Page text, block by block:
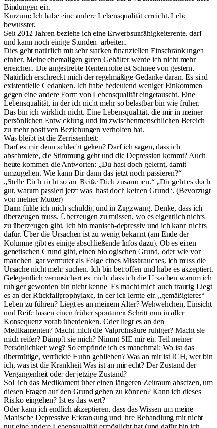
Bindungen ein.
Kurzum: Ich habe eine andere Lebensqualität erreicht. Lebe
bewusster.
Seit 2012 Jahren beziehe ich eine Erwerbsunfähigkeitsrente, darf
und kann noch einige Stunden arbeiten.
Dies geht natürlich mit sehr starken finanziellen Einschränkungen
einher. Meine ehemaligen guten Gehälter werde ich nicht mehr
erreichen. Die angestrebte Rentenhöhe ist Schnee von gestern.
Natürlich erschreckt mich der regelmäßige Gedanke daran. Es sind
existentielle Gedanken. Ich habe bedeutend weniger Einkommen
gegen eine andere Form von Lebensqualität eingetauscht. Eine
Lebensqualität, in der ich nicht mehr so belastbar bin wie früher.
Das bin ich wirklich nicht. Eine Lebensqualität, die mir in meiner
persönlichen Entwicklung und im zwischenmenschlichen Bereich
zu mehr positiven Beziehungen verholfen hat.
Was bleibt ist die Zerrissenheit:
Darf es mir denn schlecht gehen? Darf ich sagen, dass ich
abschmiere, die Stimmung geht und die Depression kommt? Auch
heute kommen die Antworten: „Du hast doch gelernt, damit
umzugehen. Wie kann Dir dann das jetzt noch passieren?“
„Stelle Dich nicht so an. Reiße Dich zusammen.“ „Dir geht es doch
gut, warum passiert jetzt was, hast doch keinen Grund“. (Bevorzugt
von meiner Mutter)
Dann fühle ich mich schuldig und in Zugzwang. Denke, dass ich
überzeugen muss. Überzeugen zu müssen, wo es eigentlich nichts
zu überzeugen gibt. Ich bin manisch-depressiv und ich kann nichts
dafür. Über die Ursachen ist zu wenig bekannt (am Ende der
Kolumne gibt es einige abschließende Infos dazu). Ob es einen
genetischen Grund gibt, einen biologischen Grund, oder wie von
manchen gar vermutet als Folge eines Missbrauches, ich muss die
Ursache nicht mehr suchen. Ich bin betroffen und habe es akzeptiert.
Gelegentlich verunsichert es mich, dass ich die Ursachen warum ich
ruhiger geworden bin nicht kenne. Es macht mich auch traurig Liegt
es an der Rückfallprophylaxe, in der ich lernte ein „gemäßigteres“
Leben zu führen? Liegt es an meinem Alter? Wehwehchen, Einsicht
und Reife lassen einen früher spontanen Schritt nun in aller
Konsequenz vorab überdenken. Oder liegt es an den
Medikamenten? Macht mich die Valproinsäure ruhiger? Macht sie
mich reifer? Dämpft sie mich? Nimmt SIE mir ein Teil meiner
Persönlichkeit weg? So empfinde ich es manchmal: Wo ist das
übermütige, verrückte Huhn geblieben? Was an mir ist ICH, wer bin
ich, was ist die Krankheit Was ist an mir echt? Der Zustand der
Vergangenheit oder der jetzige Zustand?
Soll ich das Medikament über einen längeren Zeitraum absetzen, um
diesen Fragen auf den Grund gehen zu können? Kann ich dieses
Risiko eingehen? Ist es das wert?
Oder kann ich endlich akzeptieren, dass das Wissen um meine
Manische Depressive Erkrankung und ihre Behandlung mir nicht